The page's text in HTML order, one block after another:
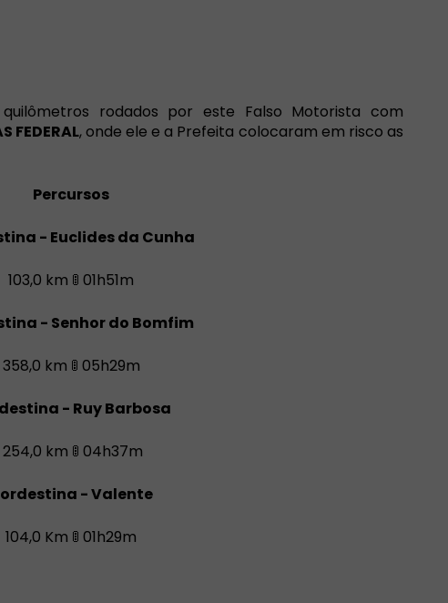
rodados por este Falso Motorista com
FEDERAL, onde ele e a Prefeita colocaram em risco as
Percursos
- Euclides da Cunha
103,0 km 🚦 01h51m
- Senhor do Bomfim
358,0 km 🚦 05h29m
- Ruy Barbosa
254,0 km 🚦 04h37m
- Valente
104,0 Km 🚦 01h29m